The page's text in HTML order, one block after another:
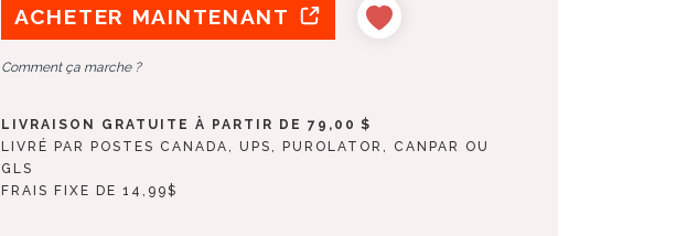
ACHETER MAINTENANT
Comment ça marche ?
LIVRAISON GRATUITE À PARTIR DE 79,00 $
LIVRÉ PAR POSTES CANADA, UPS, PUROLATOR, CANPAR OU
GLS
FRAIS FIXE DE 14,99$